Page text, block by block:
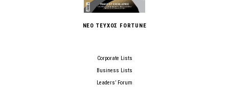
ΝΕΟ ΤΕΥΧΟΣ FORTUNE
Corporate Lists
Business Lists
Leaders’ Forum